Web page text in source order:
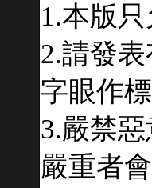
1.本版
2.請發
字眼作標
3.嚴禁
嚴重者